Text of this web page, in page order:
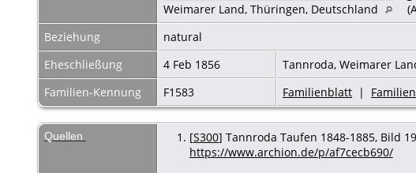
Weimarer Land, Thüringen, Deutschland
Beziehung
natural
Eheschließung
4 Feb 1856 Tannroda, Weimarer
Familien-Kennung
F1583 Familienblatt |
Quellen [S300] Tannroda Taufen 1848-1885, Bild
https://www.archion.de/p/af7cecb690/